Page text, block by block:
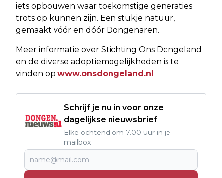
iets opbouwen waar toekomstige generaties
trots op kunnen zijn. Een stukje natuur,
gemaakt vóór en dóór Dongenaren.
Meer informatie over Stichting Ons Dongeland
en de diverse adoptiemogelijkheden is te
vinden op www.onsdongeland.nl
Schrijf je nu in voor onze
dagelijkse nieuwsbrief
Elke ochtend om 7.00 uur in je
mailbox